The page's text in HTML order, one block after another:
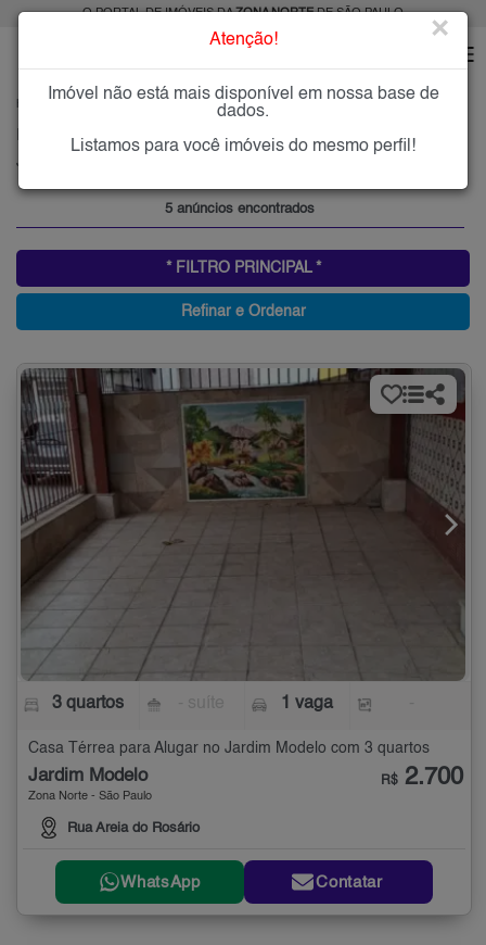
O PORTAL DE IMÓVEIS DAZONA NORTEDE SÃO PAULO
JARDIM MODELO
Jardim Modelo, Zona Norte
5 anúncios encontrados
* FILTRO PRINCIPAL *
Refinar e Ordenar
3 quartos 1 vaga
Casa Térrea para Alugar no Jardim Modelo com 3 quartos
Jardim Modelo
Zona Norte - São Paulo
Rua Areia do Rosário
R$ 2.700
WhatsApp Contatar
Atenção! ×
Imóvel não está mais disponível em nossa base de
dados.
Listamos para você imóveis do mesmo perfil!